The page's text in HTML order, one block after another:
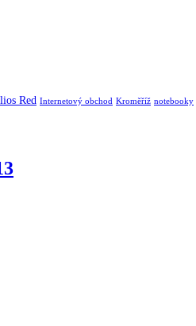
Red Internetový obchod Kroměříž notebooky